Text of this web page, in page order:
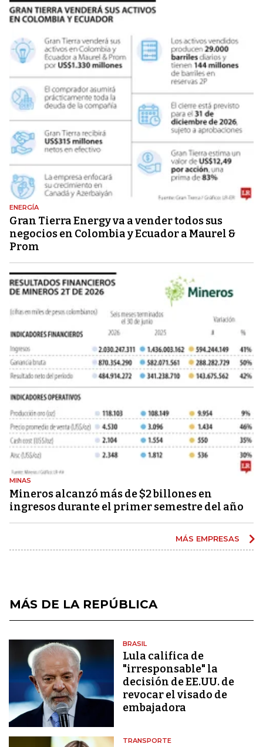
ENERGÍA
Gran Tierra Energy va a vender todos sus
negocios en Colombia y Ecuador a Maurel &
Prom
MINAS
Mineros alcanzó más de $2 billones en
ingresos durante el primer semestre del año
MÁS EMPRESAS
MÁS DE LA REPÚBLICA
BRASIL
Lula califica de
"irresponsable" la
decisión de EE.UU. de
revocar el visado de
embajadora
TRANSPORTE